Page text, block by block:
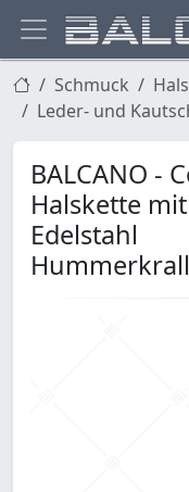
Schmuck
Leder- und
BALCANO -
Halskette
Edelstahl